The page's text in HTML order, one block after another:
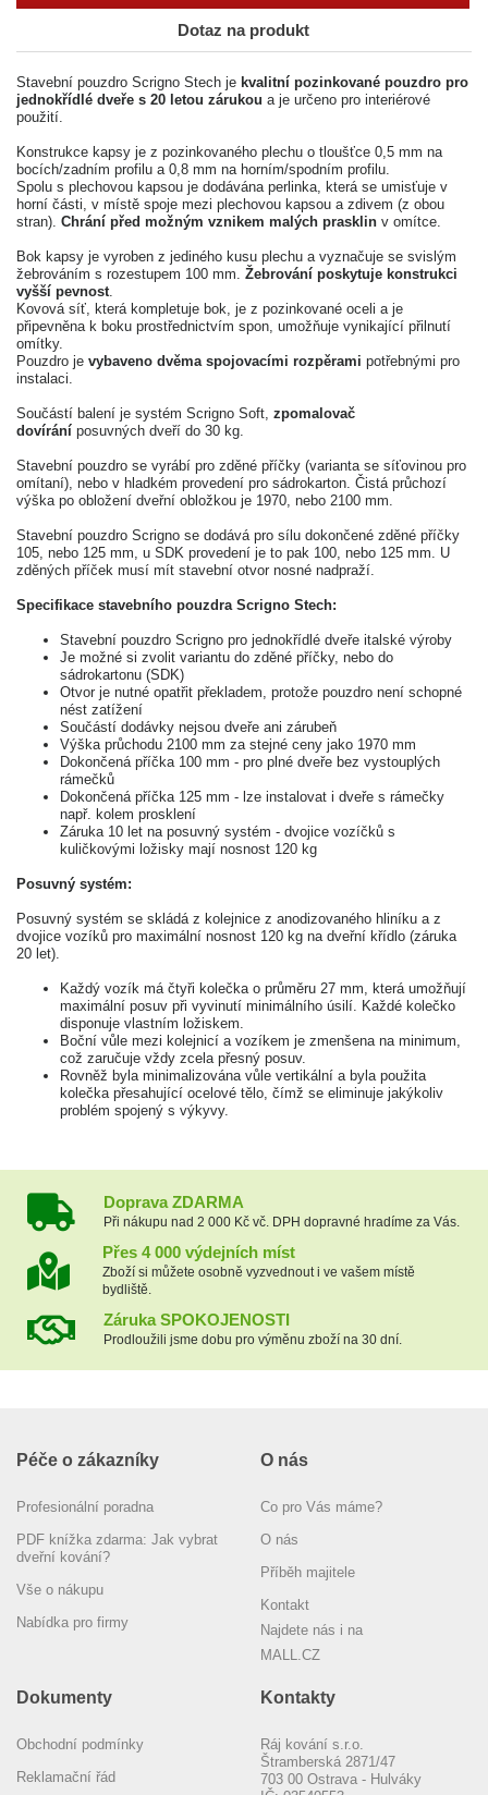
Dotaz na produkt
Stavební pouzdro Scrigno Stech je kvalitní pozinkované pouzdro pro
jednokřídlé dveře s 20 letou zárukou a je určeno pro interiérové
použití.
Konstrukce kapsy je z pozinkovaného plechu o tloušťce 0,5 mm na
bocích/zadním profilu a 0,8 mm na horním/spodním profilu.
Spolu s plechovou kapsou je dodávána perlinka, která se umisťuje v
horní části, v místě spoje mezi plechovou kapsou a zdivem (z obou
stran). Chrání před možným vznikem malých prasklin v omítce.
Bok kapsy je vyroben z jediného kusu plechu a vyznačuje se svislým
žebrováním s rozestupem 100 mm. Žebrování poskytuje konstrukci
vyšší pevnost.
Kovová síť, která kompletuje bok, je z pozinkované oceli a je
připevněna k boku prostřednictvím spon, umožňuje vynikající přilnutí
omítky.
Pouzdro je vybaveno dvěma spojovacími rozpěrami potřebnými pro
instalaci.
Součástí balení je systém Scrigno Soft, zpomalovač
dovírání posuvných dveří do 30 kg.
Stavební pouzdro se vyrábí pro zděné příčky (varianta se síťovinou pro
omítaní), nebo v hladkém provedení pro sádrokarton. Čistá průchozí
výška po obložení dveřní obložkou je 1970, nebo 2100 mm.
Stavební pouzdro Scrigno se dodává pro sílu dokončené zděné příčky
105, nebo 125 mm, u SDK provedení je to pak 100, nebo 125 mm. U
zděných příček musí mít stavební otvor nosné nadpraží.
Specifikace stavebního pouzdra Scrigno Stech:
Stavební pouzdro Scrigno pro jednokřídlé dveře italské výroby
Je možné si zvolit variantu do zděné příčky, nebo do
sádrokartonu (SDK)
Otvor je nutné opatřit překladem, protože pouzdro není schopné
nést zatížení
Součástí dodávky nejsou dveře ani zárubeň
Výška průchodu 2100 mm za stejné ceny jako 1970 mm
Dokončená příčka 100 mm - pro plné dveře bez vystouplých
rámečků
Dokončená příčka 125 mm - lze instalovat i dveře s rámečky
např. kolem prosklení
Záruka 10 let na posuvný systém - dvojice vozíčků s
kuličkovými ložisky mají nosnost 120 kg
Posuvný systém:
Posuvný systém se skládá z kolejnice z anodizovaného hliníku a z
dvojice vozíků pro maximální nosnost 120 kg na dveřní křídlo (záruka
20 let).
Každý vozík má čtyři kolečka o průměru 27 mm, která umožňují
maximální posuv při vyvinutí minimálního úsilí. Každé kolečko
disponuje vlastním ložiskem.
Boční vůle mezi kolejnicí a vozíkem je zmenšena na minimum,
což zaručuje vždy zcela přesný posuv.
Rovněž byla minimalizována vůle vertikální a byla použita
kolečka přesahující ocelové tělo, čímž se eliminuje jakýkoliv
problém spojený s výkyvy.
Doprava ZDARMA
Při nákupu nad 2 000 Kč vč. DPH dopravné hradíme za Vás.
Přes 4 000 výdejních míst
Zboží si můžete osobně vyzvednout i ve vašem místě
bydliště.
Záruka SPOKOJENOSTI
Prodloužili jsme dobu pro výměnu zboží na 30 dní.
Péče o zákazníky
Profesionální poradna
PDF knížka zdarma: Jak vybrat
dveřní kování?
Vše o nákupu
Nabídka pro firmy
O nás
Co pro Vás máme?
O nás
Příběh majitele
Kontakt
Najdete nás i na
MALL.CZ
Dokumenty
Obchodní podmínky
Reklamační řád
Kontakty
Ráj kování s.r.o.
Štramberská 2871/47
703 00 Ostrava - Hulváky